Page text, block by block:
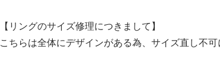
【リングのサイズ修理につきまして】
こちらは全体にデザインがある為、サイズ直し不可
11,800円(内税)
在庫：1